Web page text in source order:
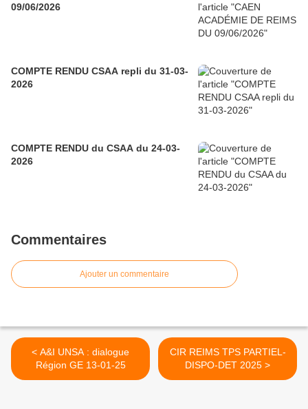
09/06/2026
COMPTE RENDU CSAA repli du 31-03-
2026
COMPTE RENDU du CSAA du 24-03-
2026
Commentaires
Ajouter un commentaire
< A&I UNSA : dialogue
Région GE 13-01-25
CIR REIMS TPS PARTIEL-
DISPO-DET 2025 >